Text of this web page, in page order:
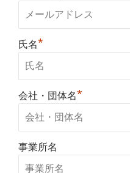
氏名*
会社・団体名*
事業所名